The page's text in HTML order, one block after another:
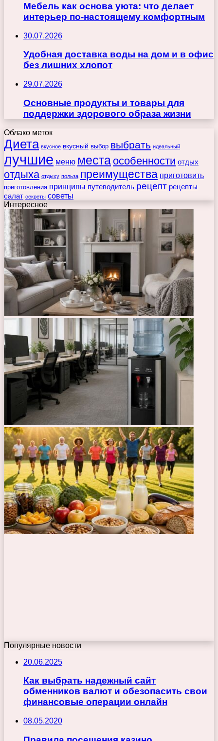
Мебель как основа уюта: что делает
интерьер по-настоящему комфортным
30.07.2026
Удобная доставка воды на дом и в офис
без лишних хлопот
29.07.2026
Основные продукты и товары для
поддержки здорового образа жизни
Облако меток
Диета вкусное вкусный выбор выбрать идеальный
лучшие меню места особенности отдых
отдыха отдыху польза преимущества приготовить
приготовления принципы путеводитель рецепт рецепты
салат секреты советы
Интересное
Популярные новости
20.06.2025
Как выбрать надежный сайт
обменников валют и обезопасить свои
финансовые операции онлайн
08.05.2020